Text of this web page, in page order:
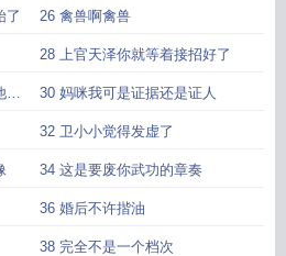
了 26 禽兽啊禽兽
28 上官天泽你就等着接招好了
身 30 妈咪我可是证据还是证人
32 卫小小觉得发虚了
34 这是要废你武功的章奏
36 婚后不许揩油
38 完全不是一个档次